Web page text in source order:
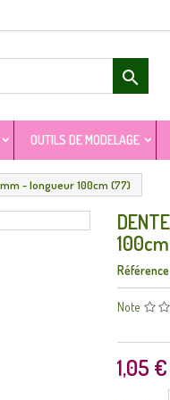

OUTILS DE MODELAGE
- longueur 100cm (77)
Référence
Note
1,05 €